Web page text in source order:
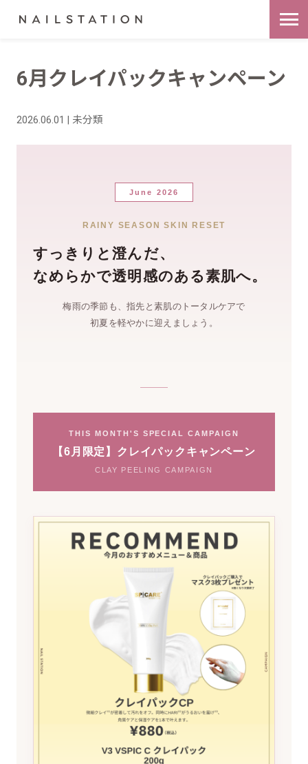
6月クレイパックキャンペーン
2026.06.01 | 未分類
June 2026
RAINY SEASON SKIN RESET
すっきりと澄んだ、
なめらかで透明感のある素肌へ。
梅雨の季節も、指先と素肌のトータルケアで
初夏を軽やかに迎えましょう。
THIS MONTH'S SPECIAL CAMPAIGN
【6月限定】クレイパックキャンペーン
CLAY PEELING CAMPAIGN